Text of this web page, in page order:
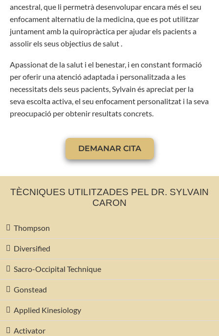
ancestral, que li permetrà desenvolupar encara més el seu
enfocament alternatiu de la medicina, que es pot utilitzar
juntament amb la quiropràctica per ajudar els pacients a
assolir els seus objectius de salut .
Apassionat de la salut i el benestar, i en constant formació
per oferir una atenció adaptada i personalitzada a les
necessitats dels seus pacients, Sylvain és apreciat per la
seva escolta activa, el seu enfocament personalitzat i la seva
preocupació per obtenir resultats concrets.
DEMANAR CITA
TÈCNIQUES UTILITZADES PEL DR. SYLVAIN
CARON
Thompson
Diversified
Sacro-Occipital Technique
Gonstead
Applied Kinesiology
Activator